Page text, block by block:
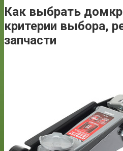
Как выбрать
критерии выбора,
запчасти